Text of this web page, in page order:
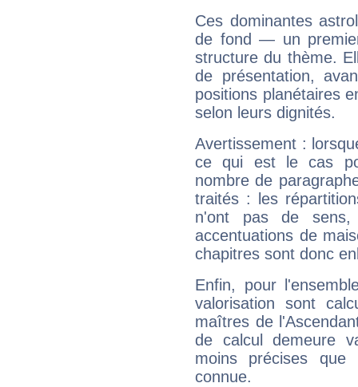
Ces dominantes
de fond — un
structure du thème.
de présentation,
positions planétaires
selon leurs dignités.
Avertissement :
ce qui est le cas
nombre de
traités : les
n'ont pas de sens,
accentuations de
chapitres sont donc
Enfin, pour
valorisation sont
maîtres de
de calcul demeure
moins précises que
connue.